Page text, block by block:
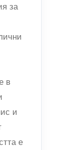
за
в
и
е